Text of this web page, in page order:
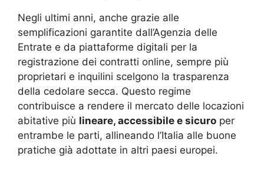
Negli ultimi anni, anche grazie alle
semplificazioni garantite dall’Agenzia delle
Entrate e da piattaforme digitali per la
registrazione dei contratti online, sempre più
proprietari e inquilini scelgono la trasparenza
della cedolare secca. Questo regime
contribuisce a rendere il mercato delle locazioni
abitative più lineare, accessibile e sicuro per
entrambe le parti, allineando l’Italia alle buone
pratiche già adottate in altri paesi europei.